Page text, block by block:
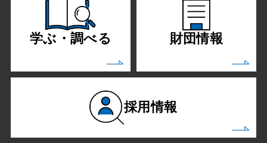
学ぶ・調べる 財団情報
採用情報